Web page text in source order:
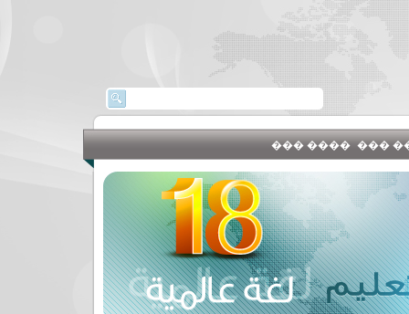
���� ���